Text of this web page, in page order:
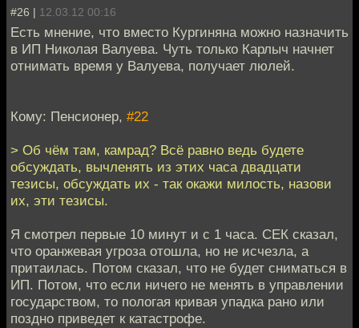
#26 | 12.03.12 00:16
Есть мнение, что вместо Кургиняна можно назначить
в ИП Николая Валуева. Чуть только Карлыч начнет
отнимать время у Валуева, получает люлей.
Кому: Пенсионер, #22
> Об чём там, камрад? Всё равно ведь будете
обсуждать, вычленять из этих часа двадцати
тезисы, обсуждать их - так окажи милость, назови
их, эти тезисы.
Я смотрел первые 10 минут и с 1 часа. СЕК сказал,
что оранжевая угроза отошла, но не исчезла, а
притаилась. Потом сказал, что не будет сниматься в
ИП. Потом, что если ничего не менять в управлении
государством, то пологая кривая упадка рано или
поздно приведет к катастрофе.